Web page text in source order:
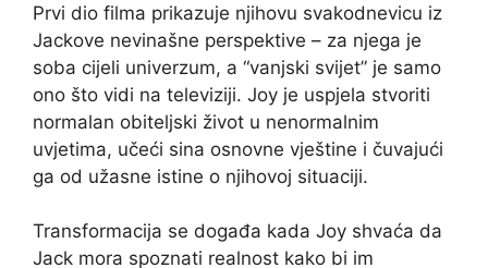
Prvi dio filma prikazuje njihovu svakodnevicu iz
Jackove nevinašne perspektive – za njega je
soba cijeli univerzum, a “vanjski svijet” je samo
ono što vidi na televiziji. Joy je uspjela stvoriti
normalan obiteljski život u nenormalnim
uvjetima, učeći sina osnovne vještine i čuvajući
ga od užasne istine o njihovoj situaciji.
Transformacija se događa kada Joy shvaća da
Jack mora spoznati realnost kako bi im